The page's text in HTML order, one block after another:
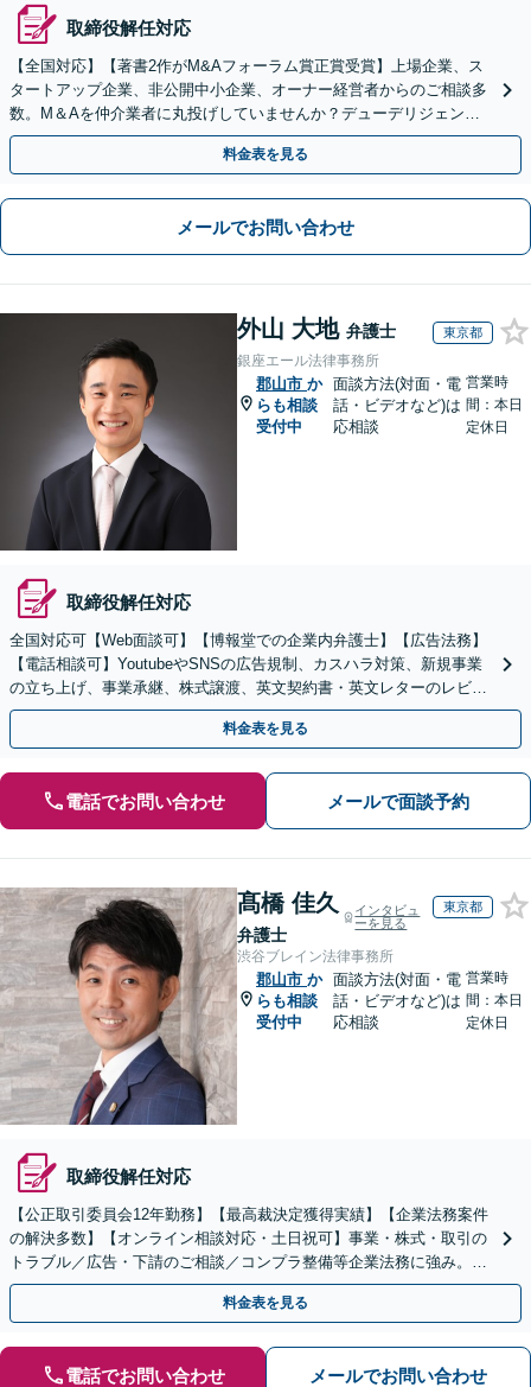
取締役解任対応
【全国対応】【著書2作がM&Aフォーラム賞正賞受賞】上場企業、ス
タートアップ企業、非公開中小企業、オーナー経営者からのご相談多
数。M＆Aを仲介業者に丸投げしていませんか？デューデリジェンス
や契約書作成・交渉はお任せください【初回無料】
料金表を見る
メールでお問い合わせ
外山 大地 弁護士 東京都
銀座エール法律事務所
郡山市 か
らも相談
受付中
面談方法(対面・電
話・ビデオなど)は
応相談
営業時
間：本日
定休日
取締役解任対応
全国対応可【Web面談可】【博報堂での企業内弁護士】【広告法務】
【電話相談可】YoutubeやSNSの広告規制、カスハラ対策、新規事業
の立ち上げ、事業承継、株式譲渡、英文契約書・英文レターのレビュ
ー・ドラフトなどに対応。
料金表を見る
電話でお問い合わせ メールで面談予約
髙橋 佳久
弁護士
インタビュ
ーを見る
東京都
渋谷ブレイン法律事務所
郡山市 か
らも相談
受付中
面談方法(対面・電
話・ビデオなど)は
応相談
営業時
間：本日
定休日
取締役解任対応
【公正取引委員会12年勤務】【最高裁決定獲得実績】【企業法務案件
の解決多数】【オンライン相談対応・土日祝可】事業・株式・取引の
トラブル／広告・下請のご相談／コンプラ整備等企業法務に強み。株
式の相続／誹謗中傷対策／不動産問題まで幅広く対応！
料金表を見る
電話でお問い合わせ メールでお問い合わせ